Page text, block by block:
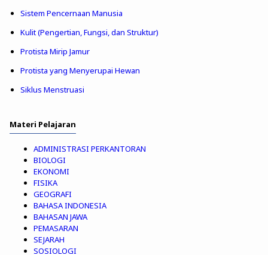
Sistem Pencernaan Manusia
Kulit (Pengertian, Fungsi, dan Struktur)
Protista Mirip Jamur
Protista yang Menyerupai Hewan
Siklus Menstruasi
Materi Pelajaran
ADMINISTRASI PERKANTORAN
BIOLOGI
EKONOMI
FISIKA
GEOGRAFI
BAHASA INDONESIA
BAHASAN JAWA
PEMASARAN
SEJARAH
SOSIOLOGI